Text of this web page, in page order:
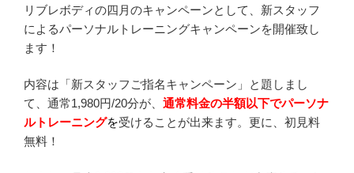
リブレボディの四月のキャンペーンとして、新スタッフ
によるパーソナルトレーニングキャンペーンを開催致し
ます！
内容は「新スタッフご指名キャンペーン」と題しまし
て、通常1,980円/20分が、 通常料金の半額以下でパーソナ
ルトレーニングを受けることが出来ます。更に、初見料
無料！